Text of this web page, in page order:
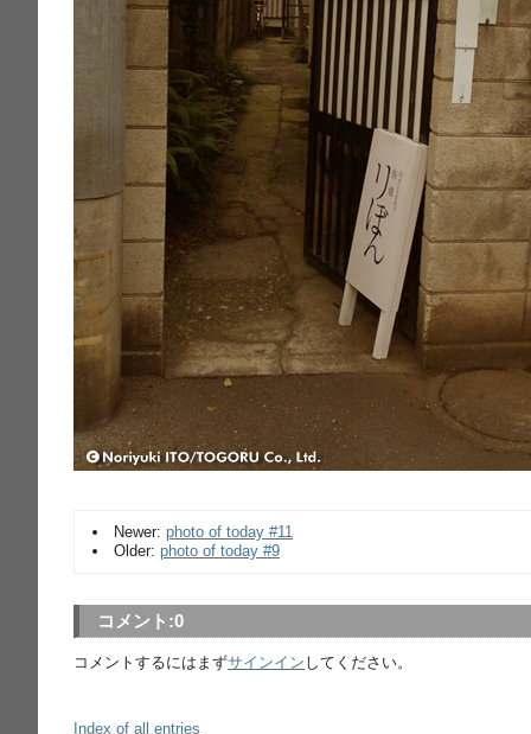
Newer:photo of today #11
Older:photo of today #9
コメント:0
コメントするにはまずサインイン してください。
Index of all entries